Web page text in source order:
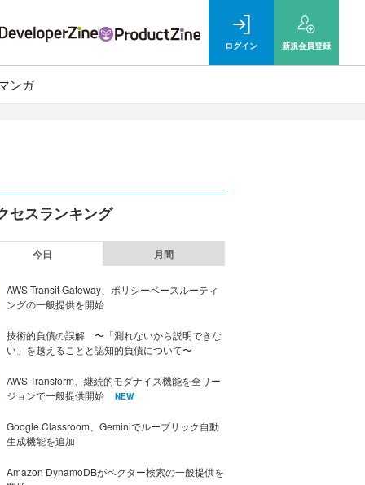
ログイン 新規会員登録
ンガ
セスランキング
今日 月間
AWS Transit Gateway、ポリシーベースルーティ
ングの一般提供を開始
技術的負債の誤解 〜「測れないから説明できな
い」を越えることと認知的負債について〜
AWS Transform、継続的モダナイズ機能を全リー
ジョンで一般提供開始
NEW
Google Classroom、Geminiでルーブリック自動
生成機能を追加
Amazon DynamoDBがベクター検索の一般提供を